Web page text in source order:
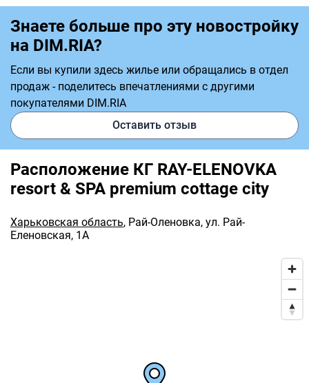
Знаете больше про эту новостройку
на DIM.RIA?
Если вы купили здесь жилье или обращались в отдел
продаж - поделитесь впечатлениями с другими
покупателями DIM.RIA
Оставить отзыв
Расположение КГ RAY-ELENOVKA
resort & SPA premium cottage city
Харьковская область, Рай-Оленовка, ул. Рай-
Еленовская, 1А